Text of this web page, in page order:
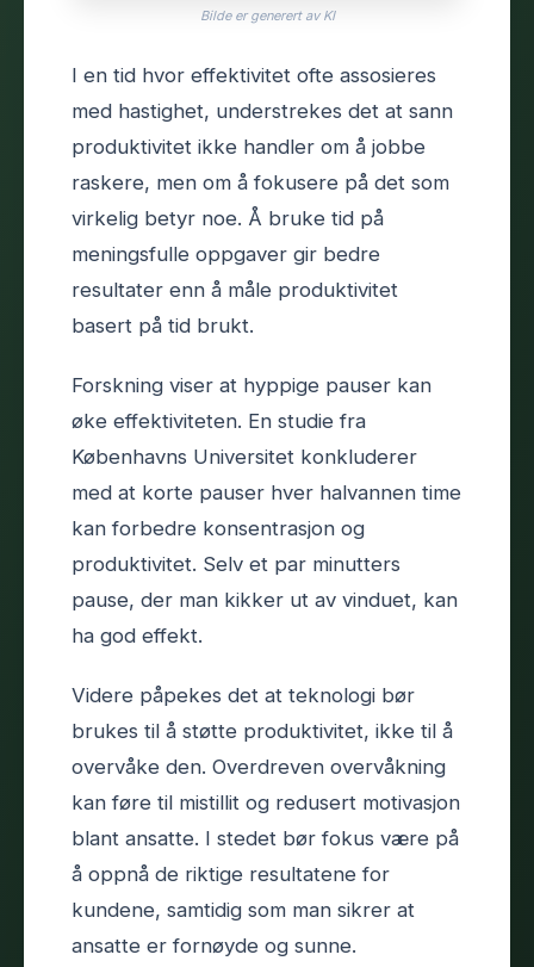
Bilde er generert av KI
I en tid hvor effektivitet ofte assosieres
med hastighet, understrekes det at sann
produktivitet ikke handler om å jobbe
raskere, men om å fokusere på det som
virkelig betyr noe. Å bruke tid på
meningsfulle oppgaver gir bedre
resultater enn å måle produktivitet
basert på tid brukt.
Forskning viser at hyppige pauser kan
øke effektiviteten. En studie fra
Københavns Universitet konkluderer
med at korte pauser hver halvannen time
kan forbedre konsentrasjon og
produktivitet. Selv et par minutters
pause, der man kikker ut av vinduet, kan
ha god effekt.
Videre påpekes det at teknologi bør
brukes til å støtte produktivitet, ikke til å
overvåke den. Overdreven overvåkning
kan føre til mistillit og redusert motivasjon
blant ansatte. I stedet bør fokus være på
å oppnå de riktige resultatene for
kundene, samtidig som man sikrer at
ansatte er fornøyde og sunne.